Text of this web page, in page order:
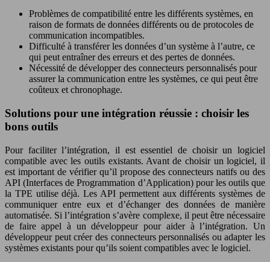
Problèmes de compatibilité entre les différents systèmes, en
raison de formats de données différents ou de protocoles de
communication incompatibles.
Difficulté à transférer les données d’un système à l’autre, ce
qui peut entraîner des erreurs et des pertes de données.
Nécessité de développer des connecteurs personnalisés pour
assurer la communication entre les systèmes, ce qui peut être
coûteux et chronophage.
Solutions pour une intégration réussie : choisir les
bons outils
Pour faciliter l’intégration, il est essentiel de choisir un logiciel
compatible avec les outils existants. Avant de choisir un logiciel, il
est important de vérifier qu’il propose des connecteurs natifs ou des
API (Interfaces de Programmation d’Application) pour les outils que
la TPE utilise déjà. Les API permettent aux différents systèmes de
communiquer entre eux et d’échanger des données de manière
automatisée. Si l’intégration s’avère complexe, il peut être nécessaire
de faire appel à un développeur pour aider à l’intégration. Un
développeur peut créer des connecteurs personnalisés ou adapter les
systèmes existants pour qu’ils soient compatibles avec le logiciel.